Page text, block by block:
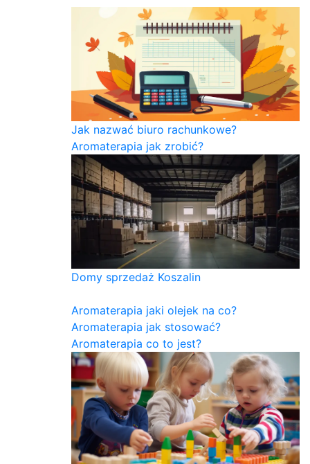
Jak nazwać biuro rachunkowe?
Aromaterapia jak zrobić?
Domy sprzedaż Koszalin
Aromaterapia jaki olejek na co?
Aromaterapia jak stosować?
Aromaterapia co to jest?